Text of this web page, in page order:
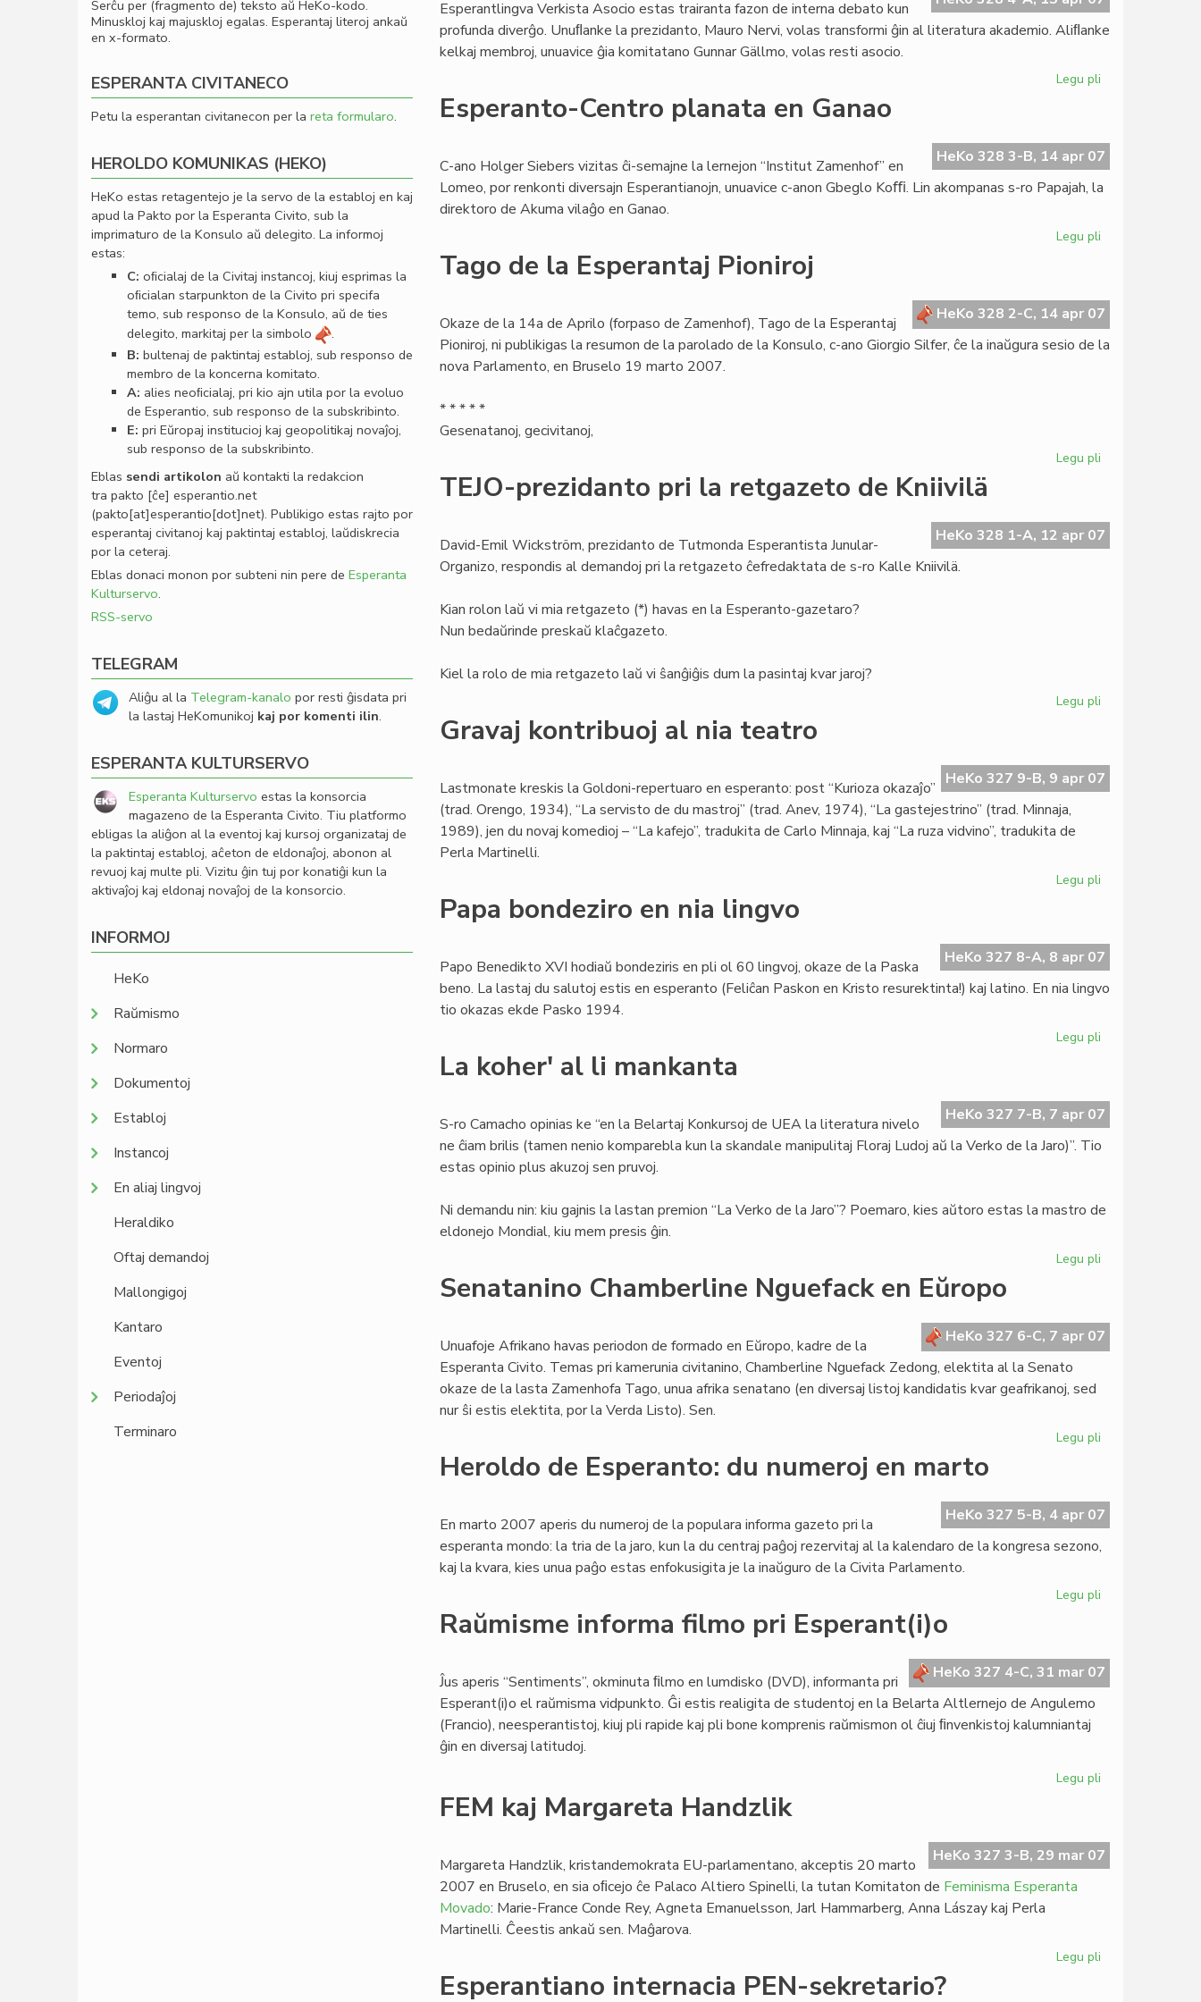
Esperantlingva Verkista Asocio estas trairanta fazon de interna debato kun
profunda diverĝo. Unuﬂanke la prezidanto, Mauro Nervi, volas transformi ĝin al literatura akademio. Aliﬂanke
kelkaj membroj, unuavice ĝia komitatano Gunnar Gällmo, volas resti asocio.
Legu pli
akADAMO...
Esperanto-Centro planata en Ganao
HeKo 328 3-B, 14 apr 07
C-ano Holger Siebers vizitas ĉi-semajne la lernejon “Institut Zamenhof” en
Lomeo, por renkonti diversajn Esperantianojn, unuavice c-anon Gbeglo Koﬃ. Lin akompanas s-ro Papajah, la
direktoro de Akuma vilaĝo en Ganao.
Legu pli
en
Ganao
Tago de la Esperantaj Pioniroj
HeKo 328 2-C, 14 apr 07
Okaze de la 14a de Aprilo (forpaso de Zamenhof), Tago de la Esperantaj
Pioniroj, ni publikigas la resumon de la parolado de la Konsulo, c-ano Giorgio Silfer, ĉe la inaŭgura sesio de la
nova Parlamento, en Bruselo 19 marto 2007.
* * * * *
Gesenatanoj, gecivitanoj,
Legu pli
Esperantaj
Pioniroj
TEJO-prezidanto pri la retgazeto de Kniivilä
HeKo 328 1-A, 12 apr 07
David-Emil Wickström, prezidanto de Tutmonda Esperantista Junular-
Organizo, respondis al demandoj pri la retgazeto ĉefredaktata de s-ro Kalle Kniivilä.
Kian rolon laŭ vi mia retgazeto (*) havas en la Esperanto-gazetaro?
Nun bedaŭrinde preskaŭ klaĉgazeto.
Kiel la rolo de mia retgazeto laŭ vi ŝanĝiĝis dum la pasintaj kvar jaroj?
Legu pli
la
retgazeto
Gravaj kontribuoj al nia teatro
HeKo 327 9-B, 9 apr 07
Lastmonate kreskis la Goldoni-repertuaro en esperanto: post “Kurioza okazaĵo”
(trad. Orengo, 1934), “La servisto de du mastroj” (trad. Anev, 1974), “La gastejestrino” (trad. Minnaja,
1989), jen du novaj komedioj – “La kafejo”, tradukita de Carlo Minnaja, kaj “La ruza vidvino”, tradukita de
Perla Martinelli.
Legu pli
nia
teatro
Papa bondeziro en nia lingvo
HeKo 327 8-A, 8 apr 07
Papo Benedikto XVI hodiaŭ bondeziris en pli ol 60 lingvoj, okaze de la Paska
beno. La lastaj du salutoj estis en esperanto (Feliĉan Paskon en Kristo resurektinta!) kaj latino. En nia lingvo
tio okazas ekde Pasko 1994.
Legu pli
nia
lingvo
La koher' al li mankanta
HeKo 327 7-B, 7 apr 07
S-ro Camacho opinias ke “en la Belartaj Konkursoj de UEA la literatura nivelo
ne ĉiam brilis (tamen nenio komparebla kun la skandale manipulitaj Floraj Ludoj aŭ la Verko de la Jaro)”. Tio
estas opinio plus akuzoj sen pruvoj.
Ni demandu nin: kiu gajnis la lastan premion “La Verko de la Jaro”? Poemaro, kies aŭtoro estas la mastro de
eldonejo Mondial, kiu mem presis ĝin.
Legu pli
li
mankanta
Senatanino Chamberline Nguefack en Eŭropo
HeKo 327 6-C, 7 apr 07
Unuafoje Afrikano havas periodon de formado en Eŭropo, kadre de la
Esperanta Civito. Temas pri kamerunia civitanino, Chamberline Nguefack Zedong, elektita al la Senato
okaze de la lasta Zamenhofa Tago, unua afrika senatano (en diversaj listoj kandidatis kvar geafrikanoj, sed
nur ŝi estis elektita, por la Verda Listo). Sen.
Legu pli
en
Eŭropo
Heroldo de Esperanto: du numeroj en marto
HeKo 327 5-B, 4 apr 07
En marto 2007 aperis du numeroj de la populara informa gazeto pri la
esperanta mondo: la tria de la jaro, kun la du centraj paĝoj rezervitaj al la kalendaro de la kongresa sezono,
kaj la kvara, kies unua paĝo estas enfokusigita je la inaŭguro de la Civita Parlamento.
Legu pli
du
numeroj
Raŭmisme informa filmo pri Esperant(i)o
HeKo 327 4-C, 31 mar 07
Ĵus aperis “Sentiments”, okminuta ﬁlmo en lumdisko (DVD), informanta pri
Esperant(i)o el raŭmisma vidpunkto. Ĝi estis realigita de studentoj en la Belarta Altlernejo de Angulemo
(Francio), neesperantistoj, kiuj pli rapide kaj pli bone komprenis raŭmismon ol ĉiuj ﬁnvenkistoj kalumniantaj
ĝin en diversaj latitudoj.
Legu pli
pri
Esperant(i)o
FEM kaj Margareta Handzlik
HeKo 327 3-B, 29 mar 07
Margareta Handzlik, kristandemokrata EU-parlamentano, akceptis 20 marto
2007 en Bruselo, en sia oﬁcejo ĉe Palaco Altiero Spinelli, la tutan Komitaton de Feminisma Esperanta
Movado: Marie-France Conde Rey, Agneta Emanuelsson, Jarl Hammarberg, Anna Lászay kaj Perla
Martinelli. Ĉeestis ankaŭ sen. Maĝarova.
Legu pli
Esperantiano internacia PEN-sekretario?
Serĉu per (fragmento de) teksto aŭ HeKo-kodo.
Minuskloj kaj majuskloj egalas. Esperantaj literoj ankaŭ
en x-formato.
ESPERANTA CIVITANECO
Petu la esperantan civitanecon per la reta formularo.
HEROLDO KOMUNIKAS (HEKO)
HeKo estas retagentejo je la servo de la establoj en kaj
apud la Pakto por la Esperanta Civito, sub la
imprimaturo de la Konsulo aŭ delegito. La informoj
estas:
C: oﬁcialaj de la Civitaj instancoj, kiuj esprimas la
oﬁcialan starpunkton de la Civito pri specifa
temo, sub responso de la Konsulo, aŭ de ties
delegito, markitaj per la simbolo
.
B: bultenaj de paktintaj establoj, sub responso de
membro de la koncerna komitato.
A: alies neoﬁcialaj, pri kio ajn utila por la evoluo
de Esperantio, sub responso de la subskribinto.
E: pri Eŭropaj institucioj kaj geopolitikaj novaĵoj,
sub responso de la subskribinto.
Eblas sendi artikolon aŭ kontakti la redakcion
tra pakto [ĉe] esperantio.net
(pakto[at]esperantio[dot]net). Publikigo estas rajto por
esperantaj civitanoj kaj paktintaj establoj, laŭdiskrecia
por la ceteraj.
Eblas donaci monon por subteni nin pere de Esperanta
Kulturservo.
RSS-servo
TELEGRAM
Aliĝu al la Telegram-kanalo por resti ĝisdata pri
la lastaj HeKomunikoj kaj por komenti ilin.
ESPERANTA KULTURSERVO
Esperanta Kulturservo estas la konsorcia
magazeno de la Esperanta Civito. Tiu platformo
ebligas la aliĝon al la eventoj kaj kursoj organizataj de
la paktintaj establoj, aĉeton de eldonaĵoj, abonon al
revuoj kaj multe pli. Vizitu ĝin tuj por konatiĝi kun la
aktivaĵoj kaj eldonaj novaĵoj de la konsorcio.
INFORMOJ
HeKo
Raŭmismo
Normaro
Dokumentoj
Establoj
Instancoj
En aliaj lingvoj
Heraldiko
Oftaj demandoj
Mallongigoj
Kantaro
Eventoj
Periodaĵoj
Terminaro